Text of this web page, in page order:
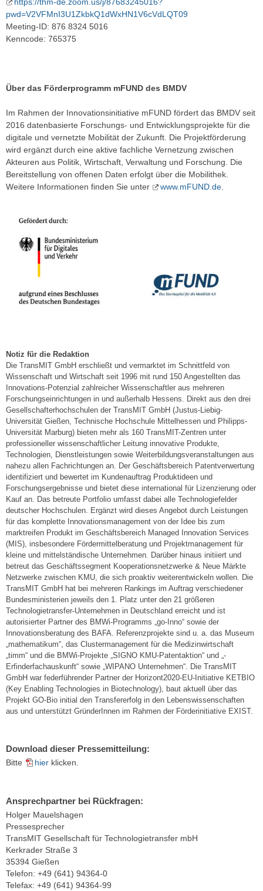
pwd=V2VFMnI3U1ZkbkQ1dWxHN1V6cVdLQT09
Meeting-ID: 876 8324 5016
Kenncode: 765375
Über das Förderprogramm mFUND des BMDV
Im Rahmen der Innovationsinitiative mFUND fördert das BMDV seit
2016 datenbasierte Forschungs- und Entwicklungsprojekte für die
digitale und vernetzte Mobilität der Zukunft. Die Projektförderung
wird ergänzt durch eine aktive fachliche Vernetzung zwischen
Akteuren aus Politik, Wirtschaft, Verwaltung und Forschung. Die
Bereitstellung von offenen Daten erfolgt über die Mobilithek.
Weitere Informationen finden Sie unter
www.mFUND.de
Notiz für die Redaktion
Die TransMIT GmbH erschließt und vermarktet im Schnittfeld von
Wissenschaft und Wirtschaft seit 1996 mit rund 150 Angestellten das
Innovations-Potenzial zahlreicher Wissenschaftler aus mehreren
Forschungseinrichtungen in und außerhalb Hessens. Direkt aus den drei
Gesellschafterhochschulen der TransMIT GmbH (Justus-Liebig-
Universität Gießen, Technische Hochschule Mittelhessen und Philipps-
Universität Marburg) bieten mehr als 160 TransMIT-Zentren unter
professioneller wissenschaftlicher Leitung innovative Produkte,
Technologien, Dienstleistungen sowie Weiterbildungsveranstaltungen aus
nahezu allen Fachrichtungen an. Der Geschäftsbereich Patentverwertung
identifiziert und bewertet im Kundenauftrag Produktideen und
Forschungsergebnisse und bietet diese international für Lizenzierung oder
Kauf an. Das betreute Portfolio umfasst dabei alle Technologiefelder
deutscher Hochschulen. Ergänzt wird dieses Angebot durch Leistungen
für das komplette Innovationsmanagement von der Idee bis zum
marktreifen Produkt im Geschäftsbereich Managed Innovation Services
(MIS), insbesondere Fördermittelberatung und Projektmanagement für
kleine und mittelständische Unternehmen. Darüber hinaus initiiert und
betreut das Geschäftssegment Kooperationsnetzwerke & Neue Märkte
Netzwerke zwischen KMU, die sich proaktiv weiterentwickeln wollen. Die
TransMIT GmbH hat bei mehreren Rankings im Auftrag verschiedener
Bundesministerien jeweils den 1. Platz unter den 21 größeren
Technologietransfer-Unternehmen in Deutschland erreicht und ist
autorisierter Partner des BMWi-Programms „go-Inno“ sowie der
Innovationsberatung des BAFA. Referenzprojekte sind u. a. das Museum
„mathematikum“, das Clustermanagement für die Medizinwirtschaft
„timm“ und die BMWi-Projekte „SIGNO KMU-Patentaktion“ und „-
Erfinderfachauskunft“ sowie „WIPANO Unternehmen“. Die TransMIT
GmbH war federführender Partner der Horizont2020-EU-Initiative KETBIO
(Key Enabling Technologies in Biotechnology), baut aktuell über das
Projekt GO-Bio initial den Transfererfolg in den Lebenswissenschaften
aus und unterstützt GründerInnen im Rahmen der Förderinitiative EXIST.
Download dieser Pressemitteilung:
Bitte hier klicken.
Ansprechpartner bei Rückfragen:
Holger Mauelshagen
Pressesprecher
TransMIT Gesellschaft für Technologietransfer mbH
Kerkrader Straße 3
35394 Gießen
Telefon: +49 (641) 94364-0
Telefax: +49 (641) 94364-99